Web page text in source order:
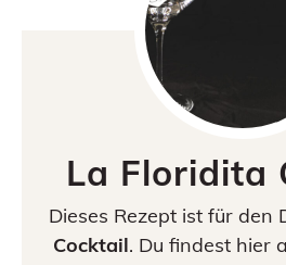
La Floridita
Dieses Rezept ist für den
Cocktail. Du findest hier